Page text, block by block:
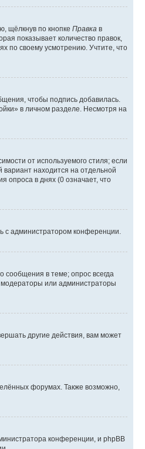
щёлкнув по кнопке Правка в
показывает количество правок,
по своему усмотрению. Учтите, что
чтобы подпись добавилась.
в личном разделе. Несмотря на
от используемого стиля; если
находится на отдельной
опроса в днях (0 означает, что
с администратором конференции.
сообщения в теме; опрос всегда
модераторы или администраторы
другие действия, вам может
форумах. Также возможно,
конференции, и phpBB